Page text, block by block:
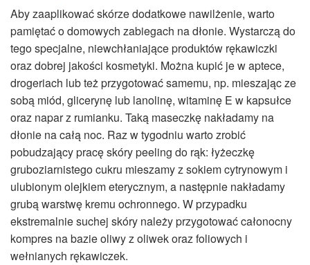
Aby zaaplikować skórze dodatkowe nawilżenie, warto
pamiętać o domowych zabiegach na dłonie. Wystarczą do
tego specjalne, niewchłaniające produktów rękawiczki
oraz dobrej jakości kosmetyki. Można kupić je w aptece,
drogeriach lub też przygotować samemu, np. mieszając ze
sobą miód, glicerynę lub lanolinę, witaminę E w kapsułce
oraz napar z rumianku. Taką maseczkę nakładamy na
dłonie na całą noc. Raz w tygodniu warto zrobić
pobudzający pracę skóry peeling do rąk: łyżeczkę
gruboziarnistego cukru mieszamy z sokiem cytrynowym i
ulubionym olejkiem eterycznym, a następnie nakładamy
grubą warstwę kremu ochronnego. W przypadku
ekstremalnie suchej skóry należy przygotować całonocny
kompres na bazie oliwy z oliwek oraz foliowych i
wełnianych rękawiczek.